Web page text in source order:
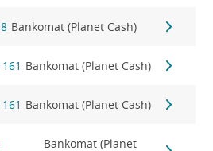
Bankomat (Planet Cash)
Bankomat (Planet Cash)
Bankomat (Planet Cash)
Bankomat (Planet